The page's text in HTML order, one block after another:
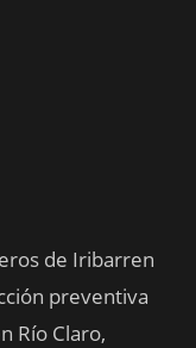
de Iribarren
preventiva
Río Claro,